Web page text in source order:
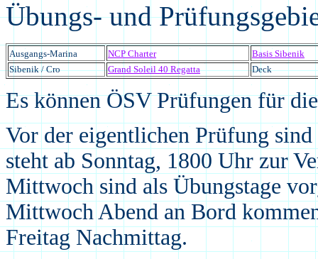
Übungs- und
Ausgangs-Marina NCP Charter
Basis Sibenik
Sibenik / Cro
Grand Soleil 40 Regatta Deck
Es können ÖSV Prüfungen für
Vor der eigentlichen Prüfung
steht ab Sonntag, 1800 Uhr zur
Mittwoch sind als Übungstage
Mittwoch Abend an Bord
Freitag Nachmittag.